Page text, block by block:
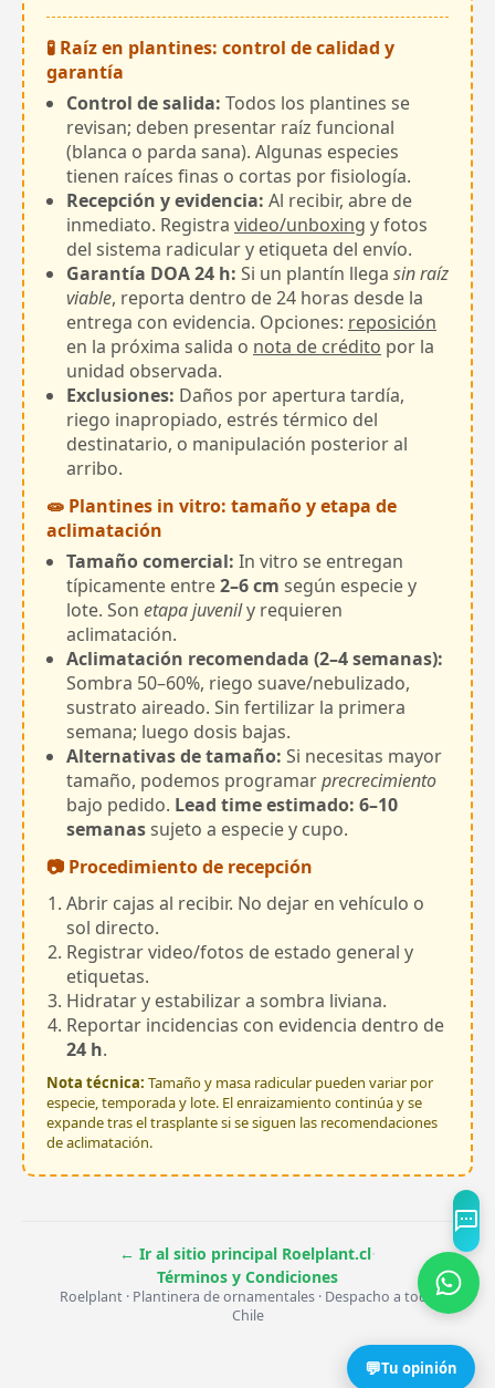
🧪 Raíz en plantines: control de calidad y
garantía
Control de salida: Todos los plantines se
revisan; deben presentar raíz funcional
(blanca o parda sana). Algunas especies
tienen raíces finas o cortas por fisiología.
Recepción y evidencia: Al recibir, abre de
inmediato. Registra video/unboxing y fotos
del sistema radicular y etiqueta del envío.
Garantía DOA 24 h: Si un plantín llega sin raíz
viable, reporta dentro de 24 horas desde la
entrega con evidencia. Opciones: reposición
en la próxima salida o nota de crédito por la
unidad observada.
Exclusiones: Daños por apertura tardía,
riego inapropiado, estrés térmico del
destinatario, o manipulación posterior al
arribo.
🧫 Plantines in vitro: tamaño y etapa de
aclimatación
Tamaño comercial: In vitro se entregan
típicamente entre2–6 cm según especie y
lote. Son etapa juvenily requieren
aclimatación.
Aclimatación recomendada (2–4 semanas):
Sombra 50–60%, riego suave/nebulizado,
sustrato aireado. Sin fertilizar la primera
semana; luego dosis bajas.
Alternativas de tamaño: Si necesitas mayor
tamaño, podemos programarprecrecimiento
bajo pedido. Lead time estimado: 6–10
semanassujeto a especie y cupo.
📷 Procedimiento de recepción
Abrir cajas al recibir. No dejar en vehículo o
sol directo.
Registrar video/fotos de estado general y
etiquetas.
Hidratar y estabilizar a sombra liviana.
Reportar incidencias con evidencia dentro de
24 h.
Nota técnica: Tamaño y masa radicular pueden variar por
especie, temporada y lote. El enraizamiento continúa y se
expande tras el trasplante si se siguen las recomendaciones
de aclimatación.
← Ir al sitio principal Roelplant.cl·
Términos y Condiciones
Roelplant · Plantinera de ornamentales · Despacho a todo
Chile
💬Tu opinión